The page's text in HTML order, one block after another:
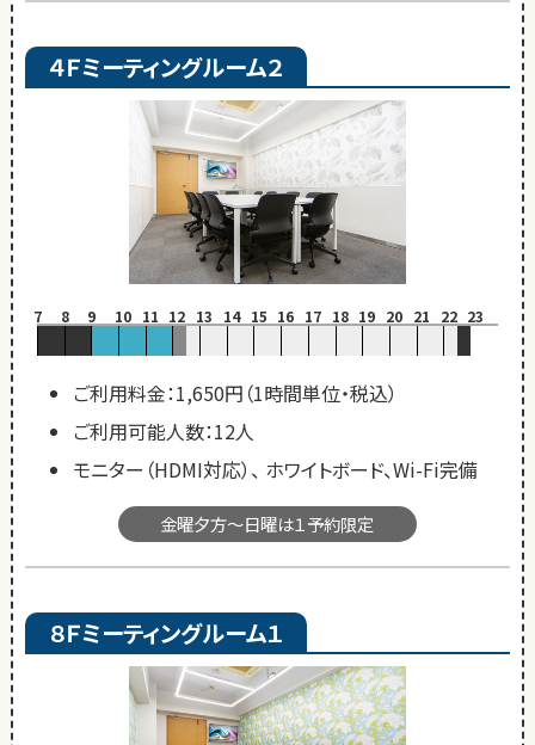
４Ｆミーティングルーム２
7 8 9 10 11 12 13 14 15 16 17 18 19 20 21 22 23
ご利用料金：1,650円（1時間単位・税込）
ご利用可能人数：12人
モニター（HDMI対応）、 ホワイトボード、Wi-Fi完備
金曜夕方～日曜は１予約限定
８Ｆミーティングルーム１